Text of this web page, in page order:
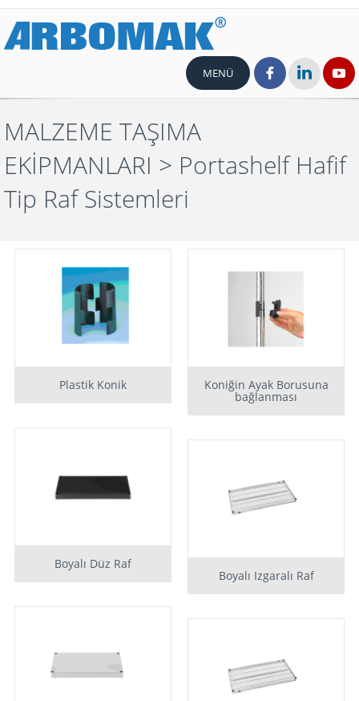
MENÜ
MALZEME TAŞIMA
EKİPMANLARI > Portashelf Hafif
Tip Raf Sistemleri
Plastik Konik Koniğin Ayak Borusuna
bağlanması
Boyalı Düz Raf
Boyalı Izgaralı Raf